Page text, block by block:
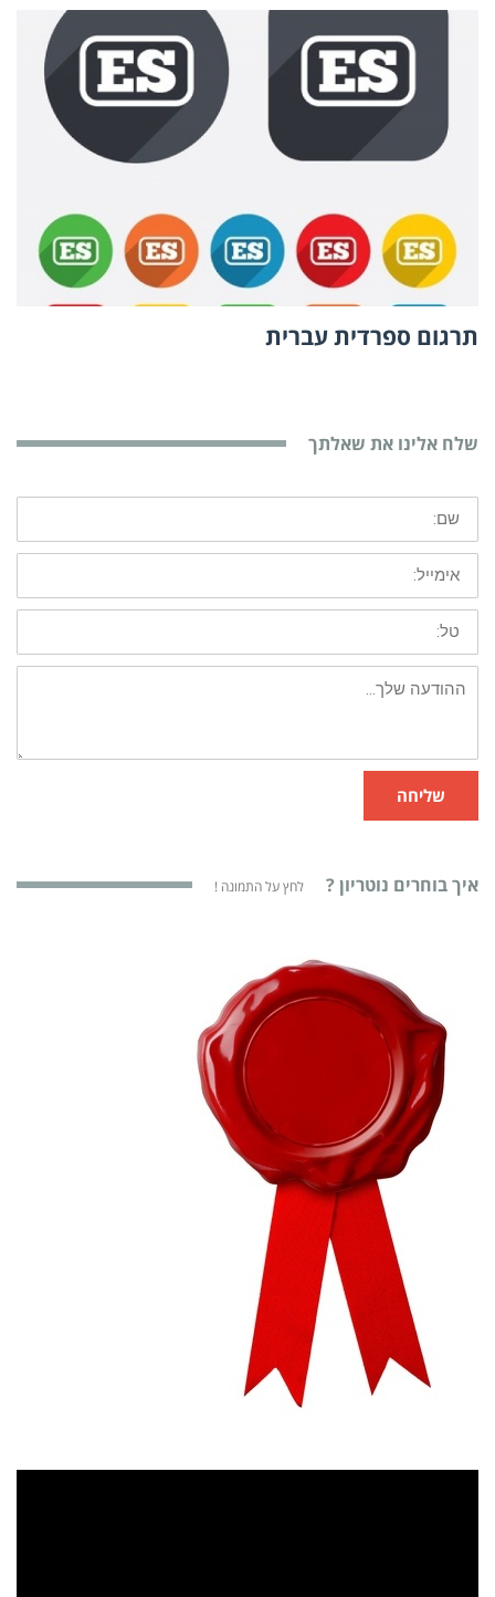
תרגום ספרדית עברית
שלח אלינו את שאלתך
שליחה
איך בוחרים נוטריון ? לחץ על התמונה !